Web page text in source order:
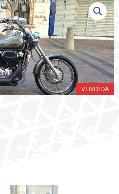
VENDIDA